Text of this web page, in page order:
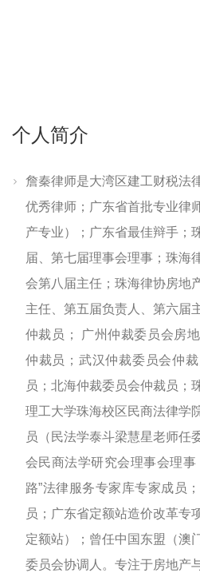
个人简介
詹秦律师是大湾区建工财税法
优秀律师；广东省首批专业律
产专业）；广东省最佳辩手；
届、第七届理事会理事；珠海
会第八届主任；珠海律协房地
主任、第五届负责人、第六届
仲裁员； 广州仲裁委员会房
仲裁员；武汉仲裁委员会仲
员；北海仲裁委员会仲裁员；
理工大学珠海校区民商法律学
员（民法学泰斗梁慧星老师任
会民商法学研究会理事会理事
路”法律服务专家库专家成员
员；广东省定额站造价改革专
定额站）；曾任中国东盟（澳
委员会协调人。专注于房地产